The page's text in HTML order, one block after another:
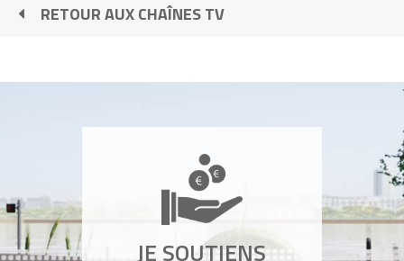
monde, à partir d’objets recyclés
je transforme vos bouteilles de lait en
luminaire design
STIVEN KERESTEGIAN
Je transforme la peau du saumon en cuir
RETOUR AUX CHAÎNES TV
JE SOUTIENS